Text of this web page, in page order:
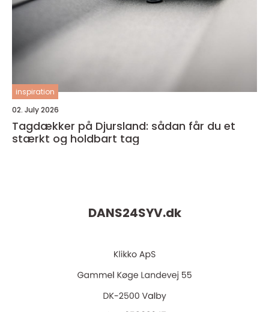
inspiration
02. July 2026
Tagdækker på Djursland: sådan får du et
stærkt og holdbart tag
DANS24SYV.dk